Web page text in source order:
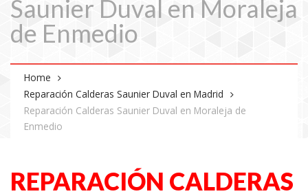
Saunier Duval en Moraleja
de Enmedio
Home
Reparación Calderas Saunier Duval en Madrid
Reparación Calderas Saunier Duval en Moraleja de
Enmedio
REPARACIÓN CALDERAS